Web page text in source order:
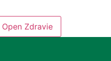
Open Zdravie